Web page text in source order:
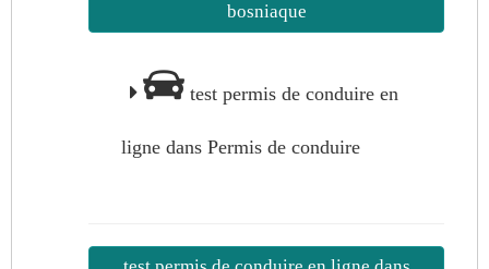
bosniaque
test permis de conduire en
ligne dans Permis de conduire